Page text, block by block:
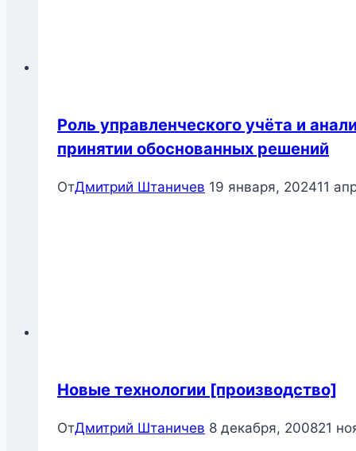
Роль управленческого учёта и
принятии обоснованных решений
ОтДмитрий Штаничев 19 января, 202411
Новые технологии [производство]
ОтДмитрий Штаничев 8 декабря, 200821